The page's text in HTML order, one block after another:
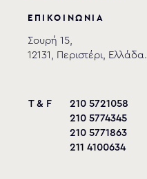
ΕΠΙΚΟΙΝΩΝΙΑ
Σουρή 15,
12131, Περιστέρι, Ελλάδα.
T & F
210 5721058
210 5774345
210 5771863
211 4100634